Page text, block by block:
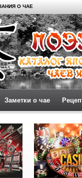
О ЧАЕ
Заметки о чае